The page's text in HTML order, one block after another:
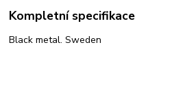
Kompletní specifikace
Black metal. Sweden